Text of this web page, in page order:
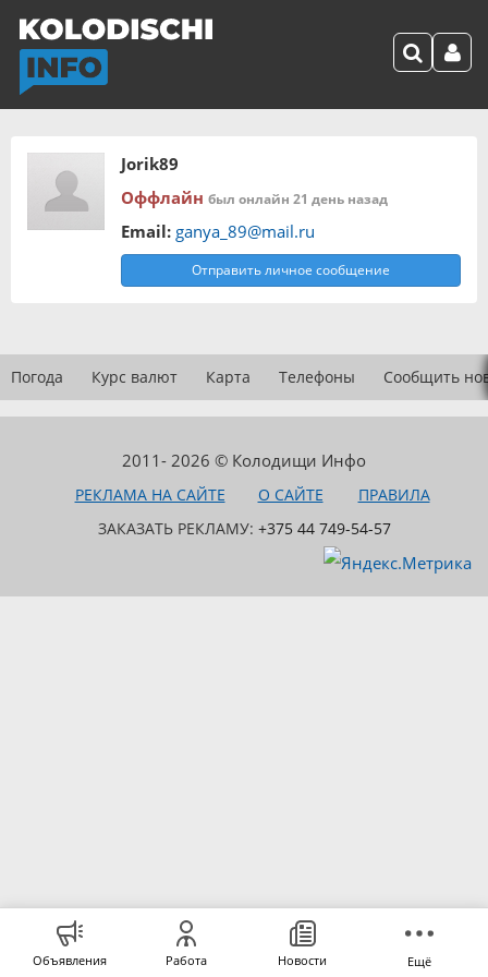
Jorik89
Оффлайн был онлайн 21 день назад
Email: ganya_89@mail.ru
Отправить личное сообщение
Погода Курс валют Карта Телефоны Сообщить
2011- 2026 © Колодищи Инфо
РЕКЛАМА НА САЙТЕ О САЙТЕ
ПРАВИЛА
ЗАКАЗАТЬ РЕКЛАМУ: +375 44 749-54-57
Объявления Работа Новости Ещё